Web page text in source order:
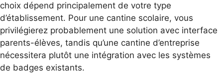
choix dépend principalement de votre type
d’établissement. Pour une cantine scolaire, vous
privilégierez probablement une solution avec interface
parents-élèves, tandis qu’une cantine d’entreprise
nécessitera plutôt une intégration avec les systèmes
de badges existants.